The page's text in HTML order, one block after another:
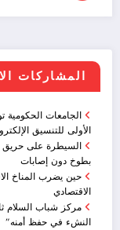
المشاركات
الجامعات الحكومية
الأولى للتنسيق
السيطرة على حريق
بطوخ دون إصابات
حين يضرب المناخ
الاقتصادي
مركز شباب السلام
النشء في حفظ أمنه”